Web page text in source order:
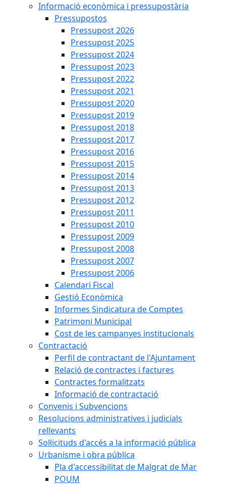
Informació econòmica i pressupostària
Pressupostos
Pressupost 2026
Pressupost 2025
Pressupost 2024
Pressupost 2023
Pressupost 2022
Pressupost 2021
Pressupost 2020
Pressupost 2019
Pressupost 2018
Pressupost 2017
Pressupost 2016
Pressupost 2015
Pressupost 2014
Pressupost 2013
Pressupost 2012
Pressupost 2011
Pressupost 2010
Pressupost 2009
Pressupost 2008
Pressupost 2007
Pressupost 2006
Calendari Fiscal
Gestió Econòmica
Informes Sindicatura de Comptes
Patrimoni Municipal
Cost de les campanyes institucionals
Contractació
Perfil de contractant de l'Ajuntament
Relació de contractes i factures
Contractes formalitzats
Informació de contractació
Convenis i Subvencions
Resolucions administratives i judicials
rellevants
Sol·licituds d'accés a la informació pública
Urbanisme i obra pública
Pla d'accessibilitat de Malgrat de Mar
POUM